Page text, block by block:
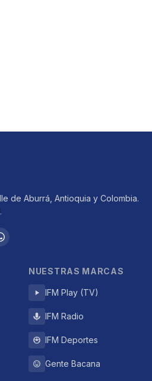
de Aburrá, Antioquia y Colombia.
NUESTRAS MARCAS
IFM Play (TV)
IFM Radio
IFM Deportes
Gente Bacana